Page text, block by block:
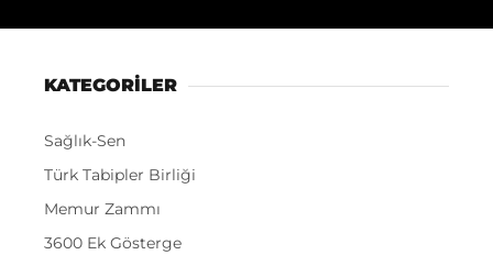
KATEGORİLER
Sağlık-Sen
Türk Tabipler Birliği
Memur Zammı
3600 Ek Gösterge